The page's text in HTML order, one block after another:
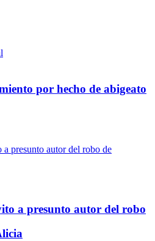
por hecho de abigeato
a presunto autor del robo